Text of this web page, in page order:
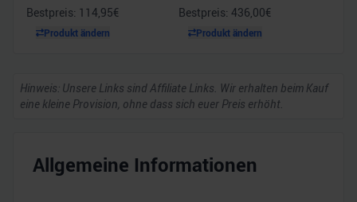
Bestpreis: 114,95€
Produkt ändern
Bestpreis: 436,00€
Produkt ändern
Hinweis: Unsere Links sind Affiliate Links. Wir erhalten beim Kauf
eine kleine Provision, ohne dass sich euer Preis erhöht.
Allgemeine Informationen